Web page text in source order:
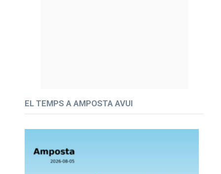
EL TEMPS A AMPOSTA AVUI